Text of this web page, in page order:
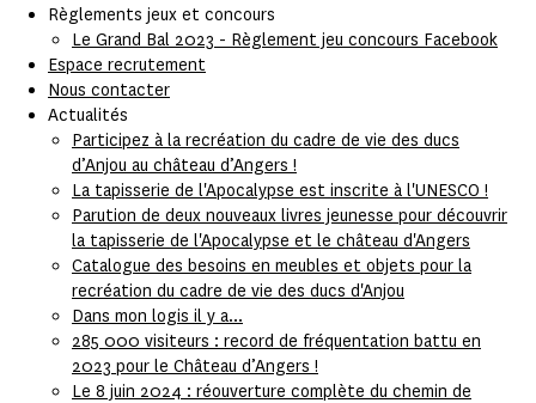
Règlements jeux et concours
Le Grand Bal 2023 - Règlement jeu concours Facebook
Espace recrutement
Nous contacter
Actualités
Participez à la recréation du cadre de vie des ducs
d’Anjou au château d’Angers !
La tapisserie de l'Apocalypse est inscrite à l'UNESCO !
Parution de deux nouveaux livres jeunesse pour découvrir
la tapisserie de l'Apocalypse et le château d'Angers
Catalogue des besoins en meubles et objets pour la
recréation du cadre de vie des ducs d'Anjou
Dans mon logis il y a...
285 000 visiteurs : record de fréquentation battu en
2023 pour le Château d’Angers !
Le 8 juin 2024 : réouverture complète du chemin de